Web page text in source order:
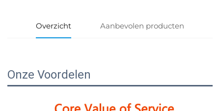
Overzicht Aanbevolen producten
Onze Voordelen